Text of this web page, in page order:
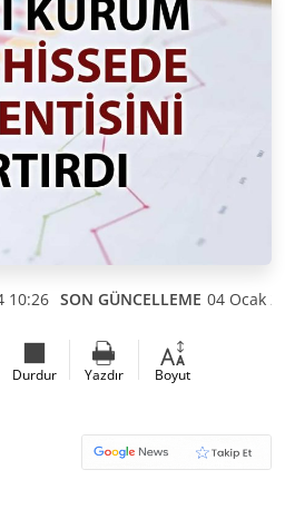
10:26 SON GÜNCELLEME 04 Ocak
Durdur Yazdır Boyut